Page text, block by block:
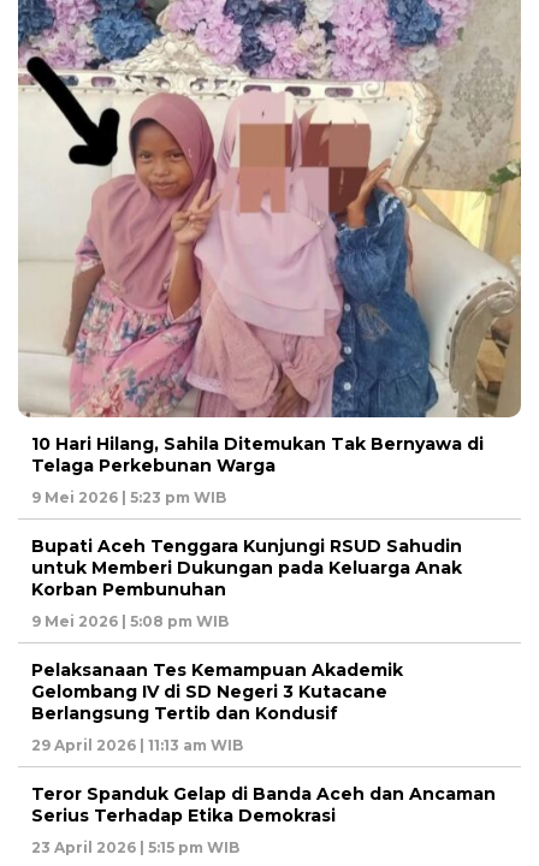
10 Hari Hilang, Sahila Ditemukan Tak Bernyawa di
Telaga Perkebunan Warga
9 Mei 2026 | 5:23 pm WIB
Bupati Aceh Tenggara Kunjungi RSUD Sahudin
untuk Memberi Dukungan pada Keluarga Anak
Korban Pembunuhan
9 Mei 2026 | 5:08 pm WIB
Pelaksanaan Tes Kemampuan Akademik
Gelombang IV di SD Negeri 3 Kutacane
Berlangsung Tertib dan Kondusif
29 April 2026 | 11:13 am WIB
Teror Spanduk Gelap di Banda Aceh dan Ancaman
Serius Terhadap Etika Demokrasi
23 April 2026 | 5:15 pm WIB